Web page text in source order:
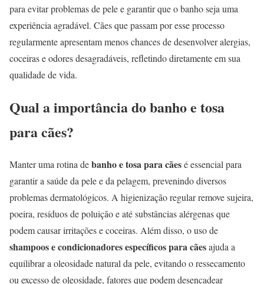
para evitar problemas de pele e garantir que o banho seja uma
experiência agradável. Cães que passam por esse processo
regularmente apresentam menos chances de desenvolver alergias,
coceiras e odores desagradáveis, refletindo diretamente em sua
qualidade de vida.
Qual a importância do banho e tosa
para cães?
Manter uma rotina debanho e tosa para cãesé essencial para
garantir a saúde da pele e da pelagem, prevenindo diversos
problemas dermatológicos. A higienização regular remove sujeira,
poeira, resíduos de poluição e até substâncias alérgenas que
podem causar irritações e coceiras. Além disso, o uso de
shampoos e condicionadores específicos para cãesajuda a
equilibrar a oleosidade natural da pele, evitando o ressecamento
ou excesso de oleosidade, fatores que podem desencadear